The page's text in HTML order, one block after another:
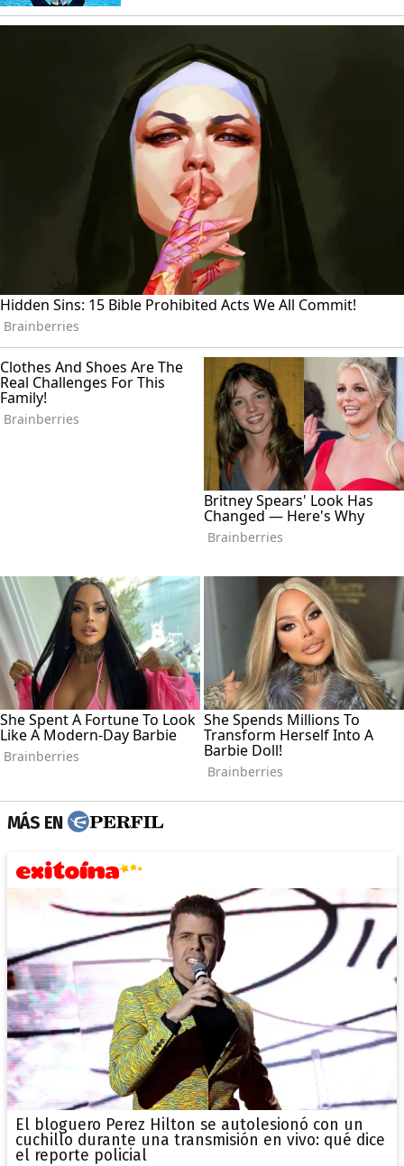
MÁS EN
El bloguero Perez Hilton se autolesionó con un
cuchillo durante una transmisión en vivo: qué dice
el reporte policial